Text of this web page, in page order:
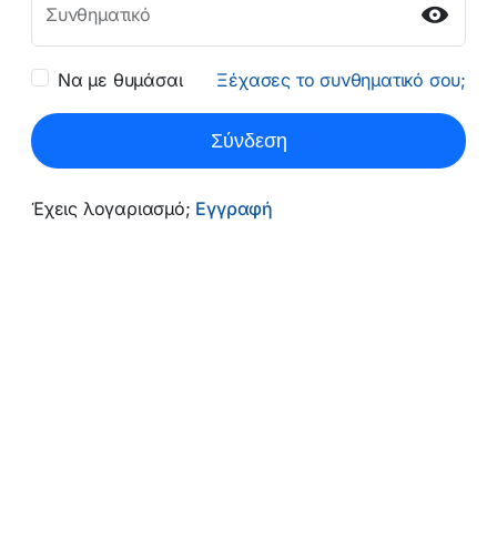
Συνθηματικό
Να με θυμάσαι Ξέχασες το συνθηματικό σου;
Σύνδεση
Έχεις λογαριασμό; Εγγραφή